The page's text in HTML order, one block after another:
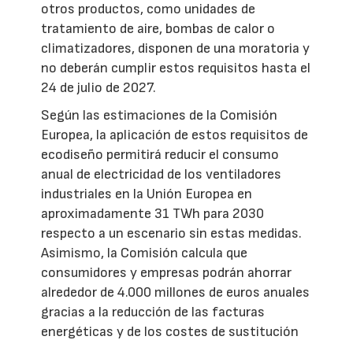
otros productos, como unidades de
tratamiento de aire, bombas de calor o
climatizadores, disponen de una moratoria y
no deberán cumplir estos requisitos hasta el
24 de julio de 2027.
Según las estimaciones de la Comisión
Europea, la aplicación de estos requisitos de
ecodiseño permitirá reducir el consumo
anual de electricidad de los ventiladores
industriales en la Unión Europea en
aproximadamente 31 TWh para 2030
respecto a un escenario sin estas medidas.
Asimismo, la Comisión calcula que
consumidores y empresas podrán ahorrar
alrededor de 4.000 millones de euros anuales
gracias a la reducción de las facturas
energéticas y de los costes de sustitución